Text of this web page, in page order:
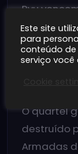
Ryu
usando
aparece
mas fica
acertado
O quartel
destruído
Armadas
Este site
para
conteúdo de
serviço